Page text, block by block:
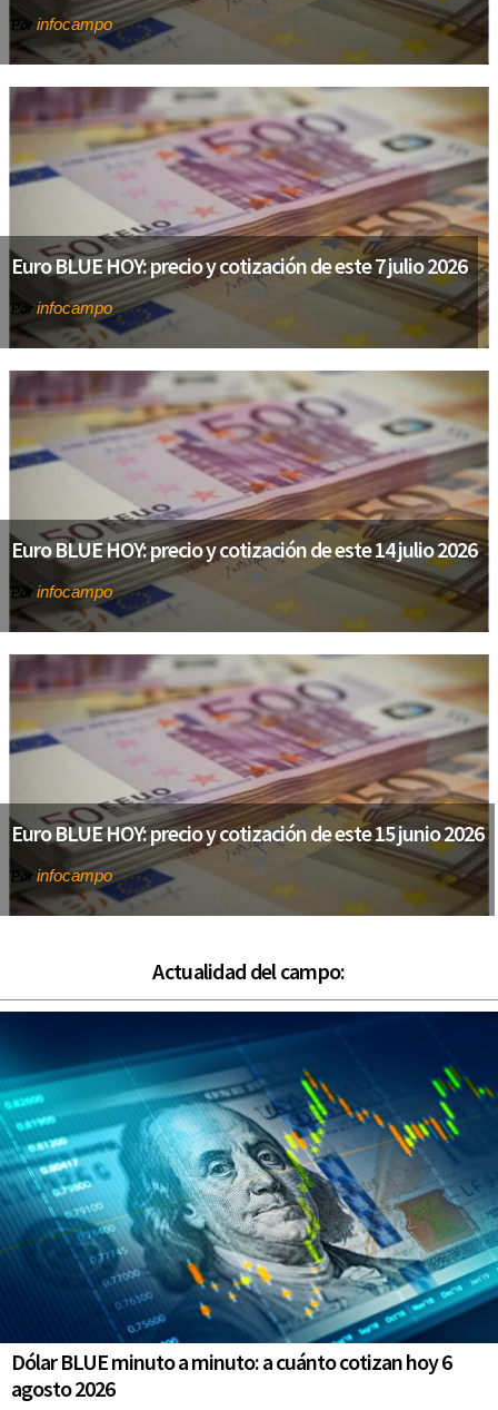
Por infocampo
Euro BLUE HOY: precio y cotización de este 7 julio 2026
Por infocampo
Euro BLUE HOY: precio y cotización de este 14 julio 2026
Por infocampo
Euro BLUE HOY: precio y cotización de este 15 junio 2026
Por infocampo
Actualidad del campo:
Dólar BLUE minuto a minuto: a cuánto cotizan hoy 6
agosto 2026